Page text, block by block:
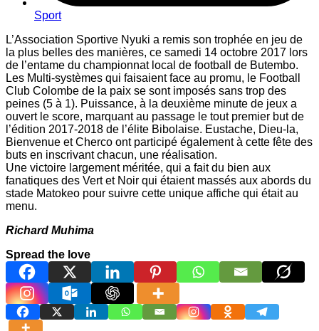
Sport
L’Association Sportive Nyuki a remis son trophée en jeu de
la plus belles des manières, ce samedi 14 octobre 2017 lors
de l’entame du championnat local de football de Butembo.
Les Multi-systèmes qui faisaient face au promu, le Football
Club Colombe de la paix se sont imposés sans trop des
peines (5 à 1). Puissance, à la deuxième minute de jeux a
ouvert le score, marquant au passage le tout premier but de
l’édition 2017-2018 de l’élite Bibolaise. Eustache, Dieu-la,
Bienvenue et Cherco ont participé également à cette fête des
buts en inscrivant chacun, une réalisation.
Une victoire largement méritée, qui a fait du bien aux
fanatiques des Vert et Noir qui étaient massés aux abords du
stade Matokeo pour suivre cette unique affiche qui était au
menu.
Richard Muhima
Spread the love